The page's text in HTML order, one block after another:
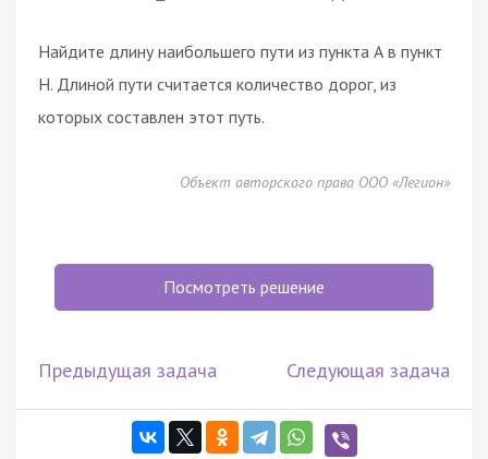
Найдите длину наибольшего пути из пункта А в пункт
Н. Длиной пути считается количество дорог, из
которых составлен этот путь.
Объект авторского права ООО «Легион»
Посмотреть решение
Предыдущая задача Следующая задача